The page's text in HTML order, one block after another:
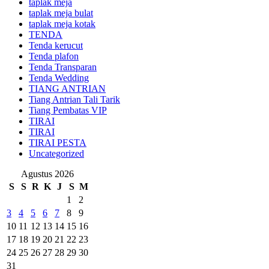
taplak meja
taplak meja bulat
taplak meja kotak
TENDA
Tenda kerucut
Tenda plafon
Tenda Transparan
Tenda Wedding
TIANG ANTRIAN
Tiang Antrian Tali Tarik
Tiang Pembatas VIP
TIRAI
TIRAI
TIRAI PESTA
Uncategorized
Agustus 2026
S
S R K J S M
1
2
3
4 5 6 7 8
9
10 11 12 13 14 15 16
17 18 19 20 21 22 23
24 25 26 27 28 29 30
31